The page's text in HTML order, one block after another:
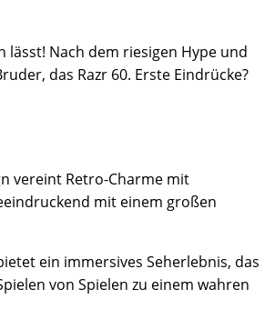
lässt! Nach dem riesigen Hype und
das Razr 60. Erste Eindrücke?
vereint Retro-Charme mit
mit einem großen
ein immersives Seherlebnis, das
von Spielen zu einem wahren